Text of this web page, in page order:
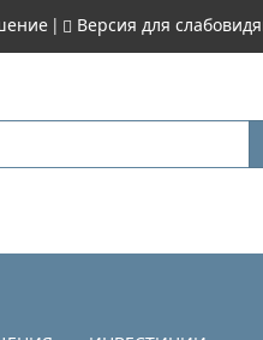
| Версия для